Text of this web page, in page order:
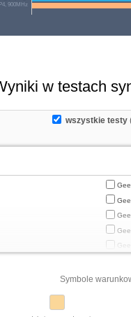
900MHz
w testach
wszystkie testy
Symbole